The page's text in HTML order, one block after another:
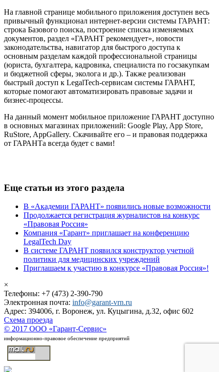
На главной странице мобильного приложения доступен весь
привычный функционал интернет-версии системы ГАРАНТ:
строка Базового поиска, построение списка изменяемых
документов, раздел «ГАРАНТ рекомендует», новости
законодательства, навигатор для быстрого доступа к
основным разделам каждой профессиональной страницы
(юриста, бухгалтера, кадровика, специалиста по госзакупкам
и бюджетной сферы, эколога и др.). Также реализован
быстрый доступ к LegalTech-сервисам системы ГАРАНТ,
которые помогают автоматизировать правовые задачи и
бизнес-процессы.
На данный момент мобильное приложение ГАРАНТ доступно
в основных магазинах приложений: Google Play, App Store,
RuStore, AppGallery. Скачивайте его – и правовая поддержка
от ГАРАНТа всегда будет с вами!
Еще статьи из этого раздела
В «Академии ГАРАНТ» появились новые возможности
Продолжается регистрация журналистов на конкурс
«Правовая Россия»
Компания «Гарант» приглашает на конференцию
LegalTech Day
В системе ГАРАНТ появился конструктор учетной
политики для медицинских учреждений
Приглашаем к участию в конкурсе «Правовая Россия»!
×
Телефоны: +7 (473) 2-390-790
Электронная почта: info@garant-vrn.ru
Адрес: 394006, г. Воронеж, ул. Куцыгина, д.32, офис 602
Схема проезда
© 2017 ООО «Гарант-Сервис»
информационно-правовое обеспечение предприятий